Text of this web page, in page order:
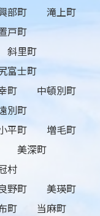
部町
滝上町
戸町
斜里町
富士町
町
中頓別町
別町
平町
増毛町
美深町
村
野町
美瑛町
町
当麻町